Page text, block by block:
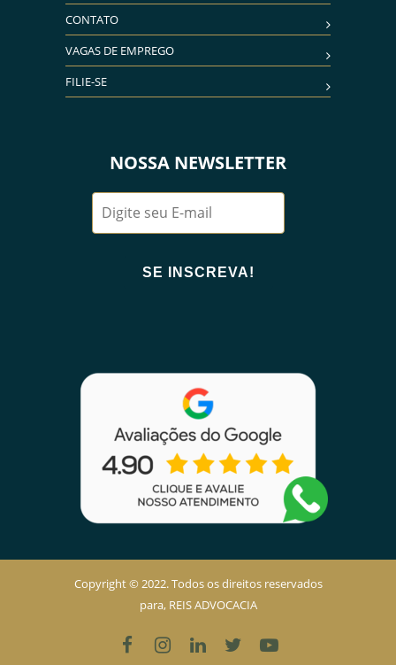
CONTATO
VAGAS DE EMPREGO
FILIE-SE
NOSSA NEWSLETTER
Copyright © 2022. Todos os direitos reservados
para, REIS ADVOCACIA